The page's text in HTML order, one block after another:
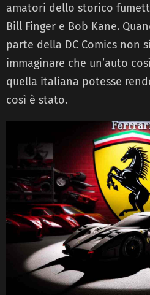
amatori dello storico
Bill Finger e Bob Kane.
parte della DC Comics non
immaginare che un’auto
quella italiana potesse
così è stato.